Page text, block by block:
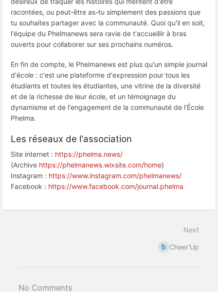
racontées, ou peut-être as-tu simplement des passions que
tu souhaites partager avec la communauté. Quoi qu'il en soit,
l'équipe du Phelmanews sera ravie de t'accueillir à bras
ouverts pour collaborer sur ses prochains numéros.
En fin de compte, le Phelmanews est plus qu'un simple journal
d'école : c'est une plateforme d'expression pour tous les
étudiants et toutes les étudiantes, une vitrine de la diversité
et de la richesse de leur école, et un témoignage du
dynamisme et de l'engagement de la communauté de l'École
Phelma.
Les réseaux de l'association
Site internet : https://phelma.news/
(Archive https://phelmanews.wixsite.com/home)
Instagram : https://www.instagram.com/phelmanews/
Facebook : https://www.facebook.com/journal.phelma
Next
Cheer'Up
No Comments